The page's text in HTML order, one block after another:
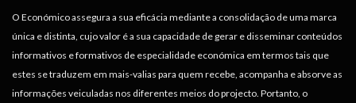
O Económico assegura a sua eficácia mediante a consolidação de uma marca
única e distinta, cujo valor é a sua capacidade de gerar e disseminar conteúdos
informativos e formativos de especialidade económica em termos tais que
estes se traduzem em mais-valias para quem recebe, acompanha e absorve as
informações veiculadas nos diferentes meios do projecto. Portanto, o